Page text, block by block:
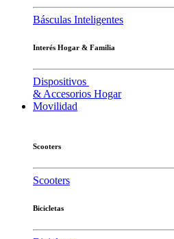
Básculas Inteligentes
Interés Hogar & Familia
Dispositivos
& Accesorios Hogar
Movilidad
Scooters
Scooters
Bicicletas